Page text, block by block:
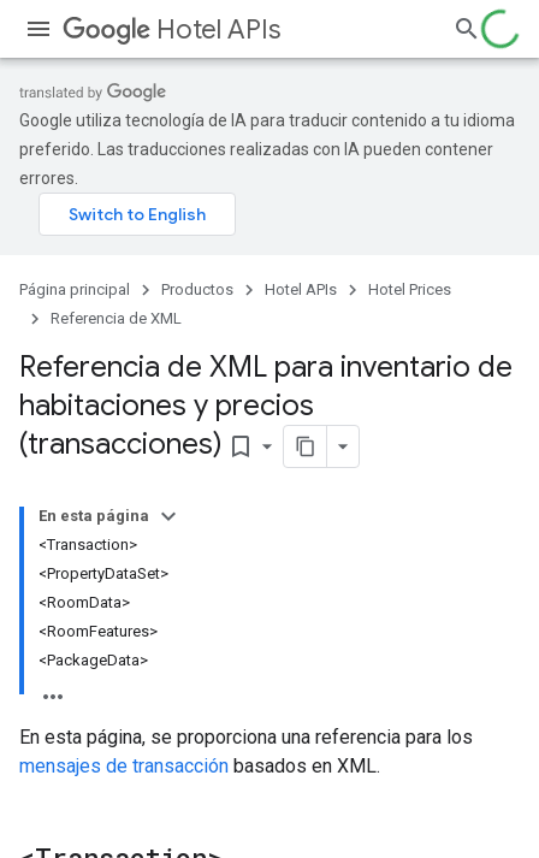
Hotel APIs
Google utiliza tecnología de IA para traducir contenido a tu idioma
preferido. Las traducciones realizadas con IA pueden contener
errores.
Página principal Productos Hotel APIs
Hotel Prices
Referencia de XML
Referencia de XML para inventario de
habitaciones y precios
(transacciones) bookmark_border
En esta página
<Transaction>
<PropertyDataSet>
<RoomData>
<RoomFeatures>
<PackageData>
En esta página, se proporciona una referencia para los
mensajes de transacción basados en XML.